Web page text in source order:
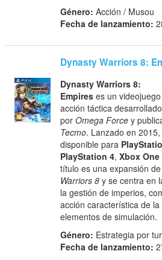
Género: Acción / Musou
Fecha de lanzamiento:
Dynasty Warriors 8:
Dynasty Warriors 8:
Empires es un
acción táctica desarrollado
porOmega Force y
Tecmo. Lanzado en
disponible para
PlayStation 4,Xbox One
título es una expansión
Warriors 8 y se centra en
la gestión de imperios,
acción característica de la
elementos de simulación.
Género: Estrategia por
Fecha de lanzamiento: